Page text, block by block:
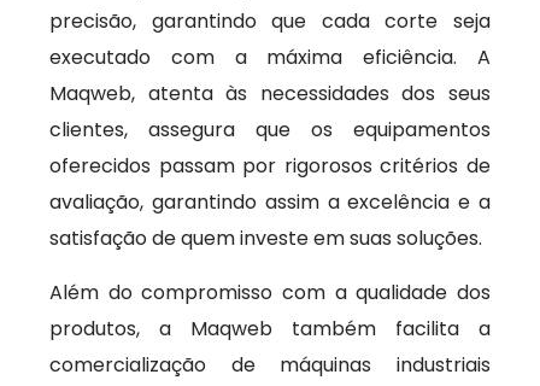
precisão, garantindo que cada corte seja
executado com a máxima eficiência. A
Maqweb, atenta às necessidades dos seus
clientes, assegura que os equipamentos
oferecidos passam por rigorosos critérios de
avaliação, garantindo assim a excelência e a
satisfação de quem investe em suas soluções.
Além do compromisso com a qualidade dos
produtos, a Maqweb também facilita a
comercialização de máquinas industriais